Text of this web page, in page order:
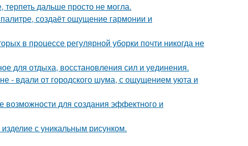
дальше просто не могла.
создаёт ощущение гармонии и
в процессе регулярной уборки почти никогда не
для отдыха, восстановления сил и уединения.
- вдали от городского шума, с ощущением уюта и
для создания эффектного и
с уникальным рисунком.